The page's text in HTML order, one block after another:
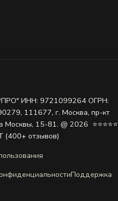
ИНН: 9721099264 ОГРН:
111677, г. Москва, пр-кт
15-81. @ 2026 ㅤ ⭐⭐⭐⭐⭐
(400+ отзывов)
Поддержка